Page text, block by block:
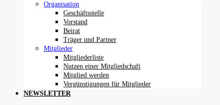
Organisation
Geschäftsstelle
Vorstand
Beirat
Träger und Partner
Mitglieder
Mitgliederliste
Nutzen einer Mitgliedschaft
Mitglied werden
Vergünstigungen für Mitglieder
NEWSLETTER